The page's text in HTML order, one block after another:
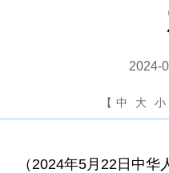
2024-
【 中 大 小
（2024年5月22日中